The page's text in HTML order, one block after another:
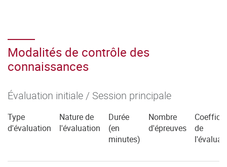
Modalités de contrôle des
connaissances
Évaluation initiale / Session principale
Type
d'évaluation
Nature de
l'évaluation
Durée
(en
minutes)
Nombre
d'épreuves
de